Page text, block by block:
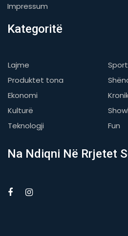
Impressum
Kategoritë
Lajme
Sport
Produktet tona
Ekonomi
Kulturë
Teknologji
Fun
Na Ndiqni Në Rrjetet